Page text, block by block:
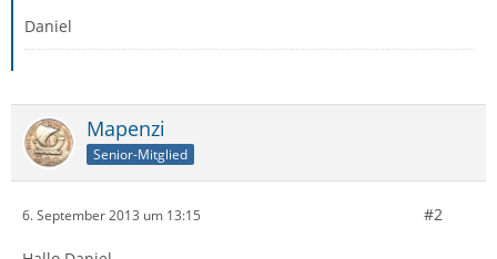
Daniel
Mapenzi
Senior-Mitglied
6. September 2013 um 13:15 #2